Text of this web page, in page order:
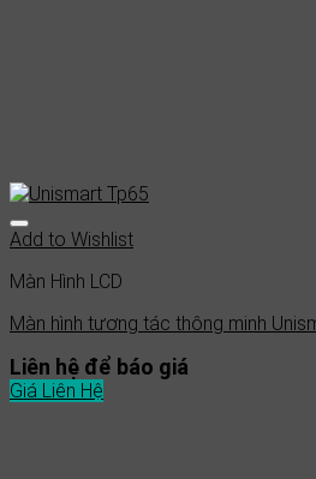
Add to Wishlist
Màn Hình LCD
Màn hình tương tác thông minh
Liên hệ để báo giá
Giá Liên Hệ